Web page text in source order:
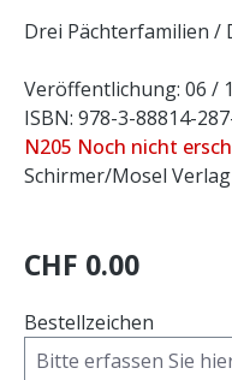
Drei Pächterfamilien /
Veröffentlichung: 06 /
ISBN: 978-3-88814-
N205 Noch nicht
Schirmer/Mosel
CHF 0.00
Bestellzeichen